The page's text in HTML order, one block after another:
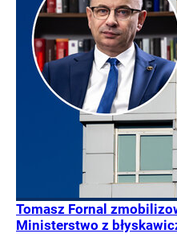
Tomasz Fornal
Ministerstwo z